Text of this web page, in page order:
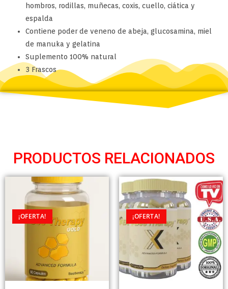
hombros, rodillas, muñecas, coxis, cuello, ciática y
espalda
Contiene poder de veneno de abeja, glucosamina, miel
de manuka y gelatina
Suplemento 100% natural
3 Frascos
PRODUCTOS RELACIONADOS
¡OFERTA! ¡OFERTA!